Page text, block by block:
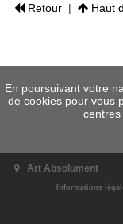
Retour| Haut
Art Absolument
Informations
En poursuivant votre
de cookies pour vous